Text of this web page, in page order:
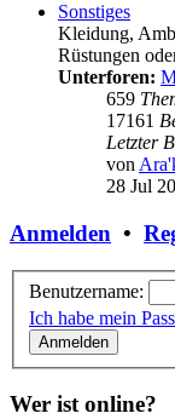
Sonstiges
Kleidung,
Rüstungen
Unterforen:
659
17161
Letzter
von
28 Jul
Anmelden •
Benutzername:
Ich habe mein
Wer ist online?